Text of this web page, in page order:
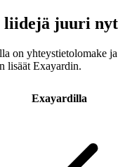
liidejä juuri nyt
on yhteystietolomake ja
lisäät Exayardin.
Exayardilla